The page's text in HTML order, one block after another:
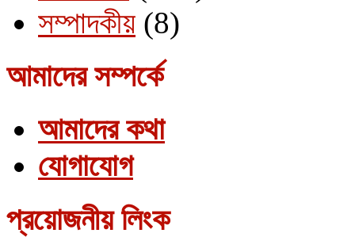
সম্পাদকীয় (8)
আমাদের সম্পর্কে
আমাদের কথা
যোগাযোগ
প্রয়োজনীয় লিংক